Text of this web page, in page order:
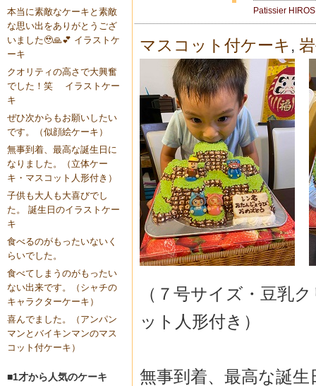
本当に素敵なケーキと素敵
な思い出をありがとうござ
いました🥹🙏💕 イラストケ
ーキ
クオリティの高さで大興奮
でした！笑 イラストケー
キ
ぜひ次からもお願いしたい
です。（似顔絵ケーキ）
無事到着、最高な誕生日に
なりました。（立体ケー
キ・マスコット人形付き）
子供も大人も大喜びでし
た。 誕生日のイラストケー
キ
食べるのがもったいないく
らいでした。
食べてしまうのがもったい
ない出来です。（シャチの
キャラクターケーキ）
喜んでました。（アンパン
マンとバイキンマンのマス
コット付ケーキ）
■1才から人気のケーキ
Patissier
マスコット付ケーキ ,
（７号サイズ・豆乳
ット人形付き）
無事到着、最高な誕